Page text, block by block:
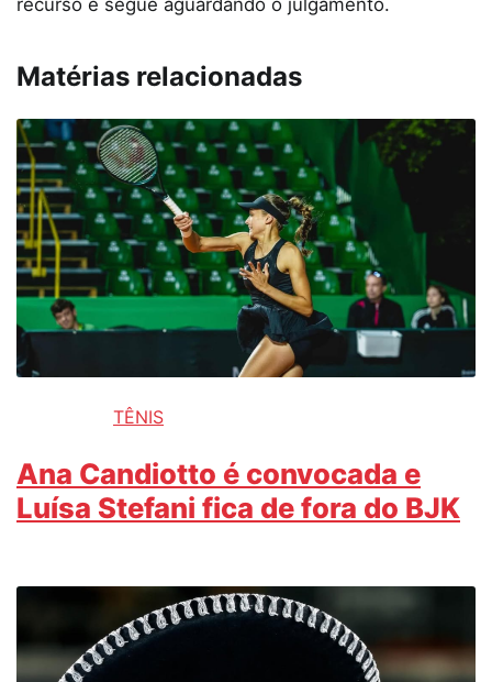
recurso e segue aguardando o julgamento.
Matérias relacionadas
TÊNIS
Ana Candiotto é convocada e
Luísa Stefani fica de fora do BJK